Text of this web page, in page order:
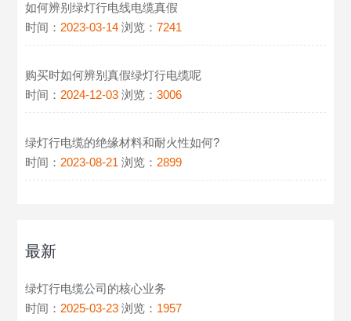
如何辨别绿灯行电线电缆真假
时间： 2023-03-14 浏览：7241
购买时如何辨别真假绿灯行电缆呢
时间： 2024-12-03 浏览：3006
绿灯行电缆的绝缘材料和耐火性如何?
时间： 2023-08-21 浏览： 2899
最新
绿灯行电缆公司的核心业务
时间： 2025-03-23 浏览： 1957